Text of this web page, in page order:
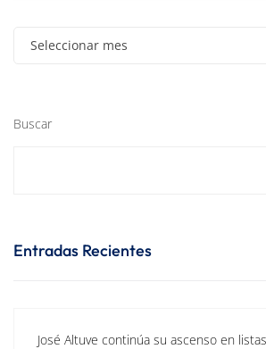
Seleccionar mes
Buscar
Entradas Recientes
José Altuve continúa su ascenso en